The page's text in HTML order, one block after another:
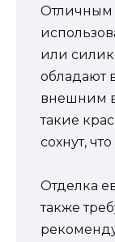
Отличным
или
обладают
внешним
такие
сохнут,
Отделка
также